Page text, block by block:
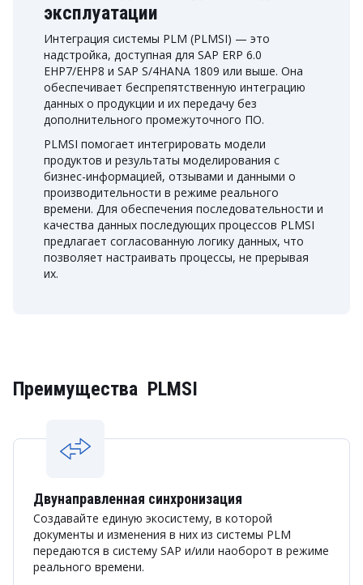
эксплуатации
Интеграция системы PLM (PLMSI) — это
надстройка, доступная для SAP ERP 6.0
EHP7/EHP8 и SAP S/4HANA 1809 или выше. Она
обеспечивает беспрепятственную интеграцию
данных о продукции и их передачу без
дополнительного промежуточного ПО.
PLMSI помогает интегрировать модели
продуктов и результаты моделирования с
бизнес-информацией, отзывами и данными о
производительности в режиме реального
времени. Для обеспечения последовательности и
качества данных последующих процессов PLMSI
предлагает согласованную логику данных, что
позволяет настраивать процессы, не прерывая
их.
Преимущества PLMSI
Двунаправленная синхронизация
Создавайте единую экосистему, в которой
документы и изменения в них из системы PLM
передаются в систему SAP и/или наоборот в режиме
реального времени.